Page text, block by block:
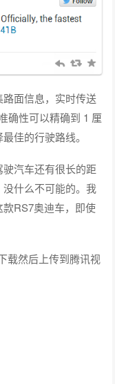
面信息，实时传送
确性可以精确到 1 厘
佳的行驶路线。
汽车还有很长的距
什么不可能的。我
RS7奥迪车，即使
载然后上传到腾讯视